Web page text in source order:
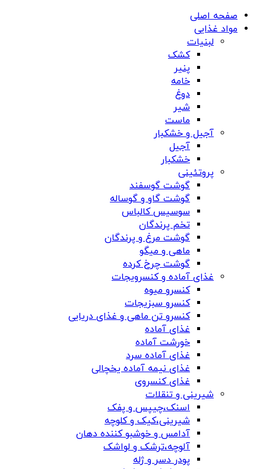
صفحه اصلی
مواد غذایی
لبنیات
کشک
پنیر
خامه
دوغ
شیر
ماست
آجیل و خشکبار
آجیل
خشکبار
پروتئینی
گوشت گوسفند
گوشت گاو و گوساله
سوسیس کالباس
تخم پرندگان
گوشت مرغ و پرندگان
ماهی و میگو
گوشت چرخ کرده
غذای آماده و کنسرویجات
کنسرو میوه
کنسرو سبزیجات
کنسرو تن ماهی و غذای دریایی
غذای آماده
خورشت آماده
غذای آماده سرد
غذای نیمه آماده یخچالی
غذای کنسروی
شیرینی و تنقلات
اسنک،چیپس و پفک
شیرینی،کیک و کلوچه
آدامس و خوشبو کننده دهان
آلوچه،ترشک و لواشک
پودر دسر و ژله